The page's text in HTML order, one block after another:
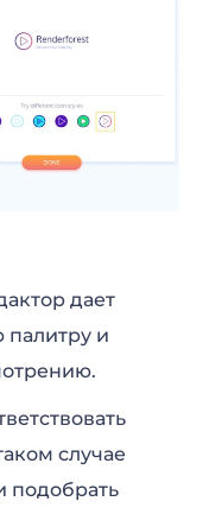
дает
палитру и
случае
подобрать